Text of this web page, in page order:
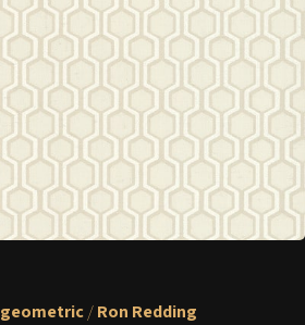
geometric/Ron Redding